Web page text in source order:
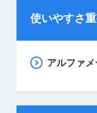
使いやすさ
アルファメ